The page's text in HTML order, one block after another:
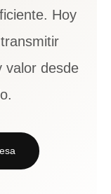
Hoy
valor desde